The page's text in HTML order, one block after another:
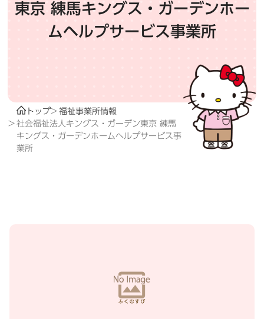
東京 練馬キングス・ガーデンホー
ムヘルプサービス事業所
トップ
福祉事業所情報
社会福祉法人キングス・ガーデン東京 練馬
キングス・ガーデンホームヘルプサービス事
業所